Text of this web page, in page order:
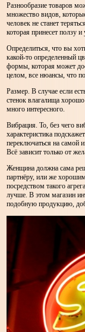
Разнообразие товаров
множество видов,
человек не станет
которая принесет ползу
Определиться, что вы
какой-то определенный
формы, которая может
целом, все нюансы, что
Размер. В случае если
стенок влагалища
много интересного.
Вибрация. То, без чего
характеристика
переключаться на самой
Всё зависит только от
Женщина должна сама
партнёру, или же
посредством такого
лучше. В этом магазин
подобную продукцию,